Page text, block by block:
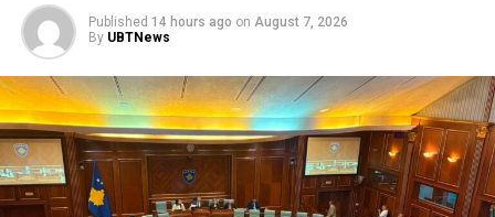
Published 14 hours ago on August 7, 2026
By UBTNews